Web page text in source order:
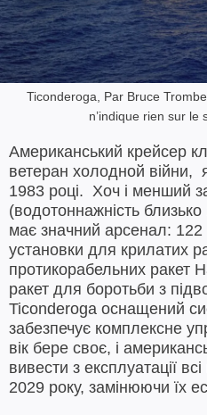
Ticonderoga, Par Bruce
n’indique rien sur le
Американський крейсер
ветеран холодной війни,
1983 році. Хоч і менший
(водотоннажність
має значний арсенал: 122
установки для крилатих
протикорабельних ракет
ракет для боротьби з
Ticonderoga оснащений
забезпечує комплексне
вік бере своє, і
вивести з експлуатації
2029 року, замінюючи їх